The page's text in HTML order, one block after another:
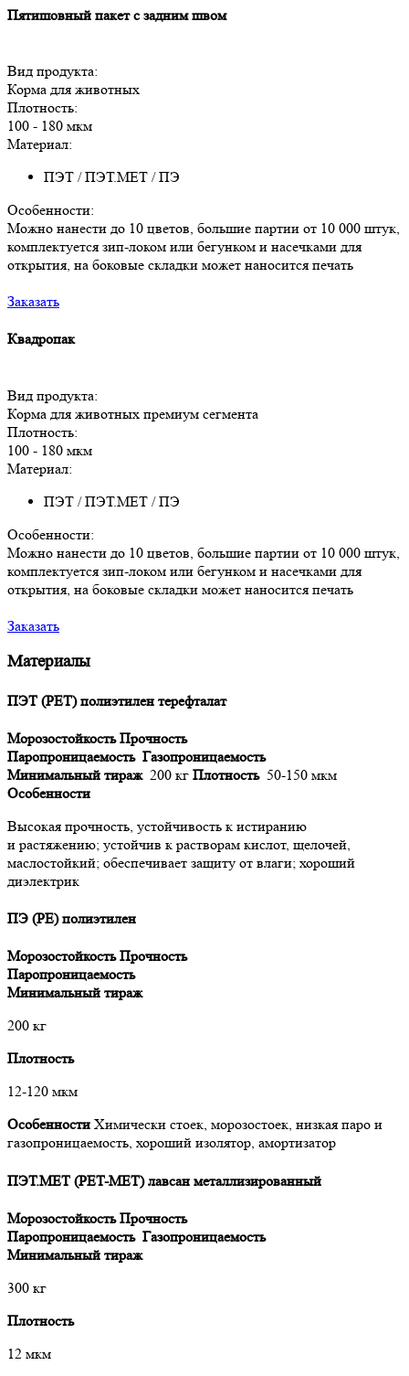
Пятишовный пакет с задним швом
Вид продукта:
Корма для животных
Плотность:
100 - 180 мкм
Материал:
ПЭТ / ПЭТ.МЕТ / ПЭ
Особенности:
Можно нанести до 10 цветов, большие партии от 10 000 штук,
комплектуется зип-локом или бегунком и насечками для
открытия, на боковые складки может наносится печать
Заказать
Квадропак
Вид продукта:
Корма для животных премиум сегмента
Плотность:
100 - 180 мкм
Материал:
ПЭТ / ПЭТ.МЕТ / ПЭ
Особенности:
Можно нанести до 10 цветов, большие партии от 10 000 штук,
комплектуется зип-локом или бегунком и насечками для
открытия, на боковые складки может наносится печать
Заказать
Материалы
ПЭТ (PET) полиэтилен терефталат
Морозостойкость Прочность
Паропроницаемость Газопроницаемость
Минимальный тираж 200 кг Плотность 50-150 мкм
Особенности
Высокая прочность, устойчивость к истиранию
и растяжению; устойчив к растворам кислот, щелочей,
маслостойкий; обеспечивает защиту от влаги; хороший
диэлектрик
ПЭ (PE) полиэтилен
Морозостойкость Прочность
Паропроницаемость
Минимальный тираж
200 кг
Плотность
12-120 мкм
Особенности Химически стоек, морозостоек, низкая паро и
газопроницаемость, хороший изолятор, амортизатор
ПЭТ.МЕТ (PET-МЕТ) лавсан металлизированный
Морозостойкость Прочность
Паропроницаемость Газопроницаемость
Минимальный тираж
300 кг
Плотность
12 мкм